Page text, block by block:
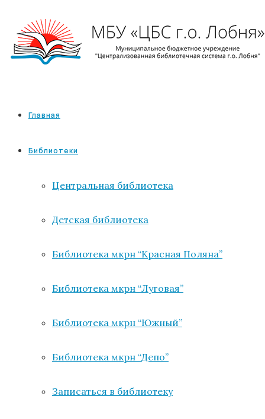
Главная
Библиотеки
Центральная библиотека
Детская библиотека
Библиотека мкрн “Красная Поляна”
Библиотека мкрн “Луговая”
Библиотека мкрн “Южный”
Библиотека мкрн “Депо”
Записаться в библиотеку